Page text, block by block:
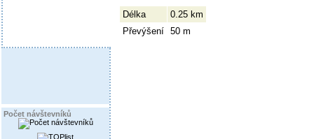
Počet návštevníků
Délka
0.25 km
Převýšení 50 m